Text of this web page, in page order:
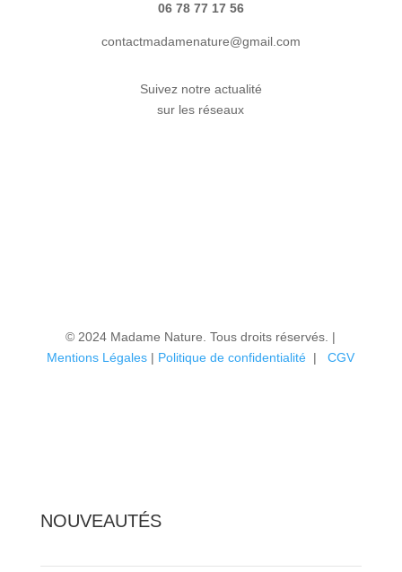
06 78 77 17 56
contactmadamenature@gmail.com
Suivez notre actualité
sur les réseaux
© 2024 Madame Nature. Tous droits réservés. |
Mentions Légales | Politique de confidentialité |CGV
NOUVEAUTÉS